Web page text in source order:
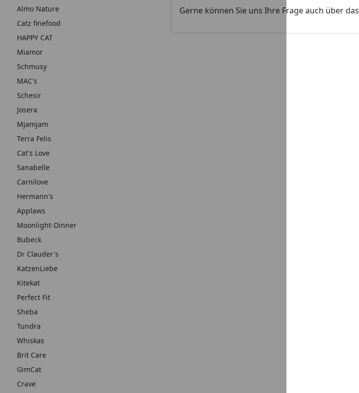
Almo Nature
Catz finefood
HAPPY CAT
Miamor
Schmusy
MAC's
Schesir
Josera
Mjamjam
Terra Felis
Cat's Love
Sanabelle
Carnilove
Hermann's
Applaws
Moonlight-Dinner
Bubeck
Dr Clauder's
KatzenLiebe
Kitekat
Perfect Fit
Sheba
Tundra
Whiskas
Brit Care
GimCat
Crave
Gerne können Sie uns Ihre Frage auch über das